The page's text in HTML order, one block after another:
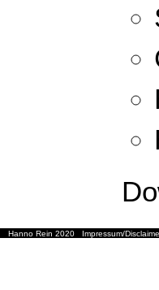
Hanno Rein 2020 Impressum/